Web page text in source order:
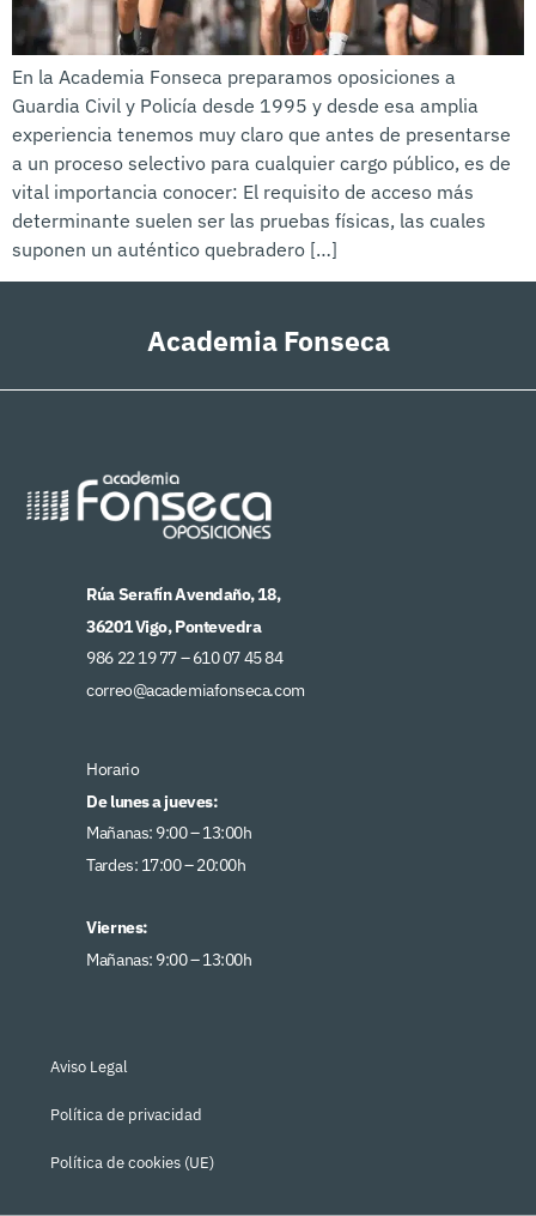
En la Academia Fonseca preparamos oposiciones a
Guardia Civil y Policía desde 1995 y desde esa amplia
experiencia tenemos muy claro que antes de presentarse
a un proceso selectivo para cualquier cargo público, es de
vital importancia conocer: El requisito de acceso más
determinante suelen ser las pruebas físicas, las cuales
suponen un auténtico quebradero […]
Academia Fonseca
Rúa Serafín Avendaño, 18,
36201 Vigo, Pontevedra
986 22 19 77 –610 07 45 84
correo@academiafonseca.com
Horario
De lunes a jueves:
Mañanas: 9:00 – 13:00h
Tardes: 17:00 – 20:00h
Viernes:
Mañanas: 9:00 – 13:00h
Aviso Legal
Política de privacidad
Política de cookies (UE)